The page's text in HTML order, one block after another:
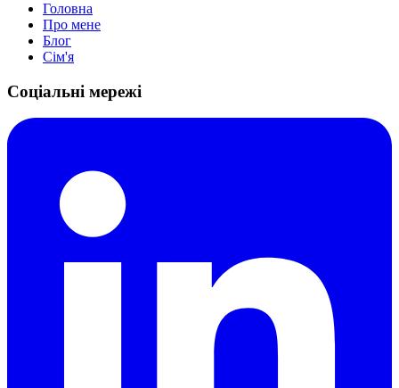
Головна
Про мене
Блог
Сім'я
Соціальні мережі